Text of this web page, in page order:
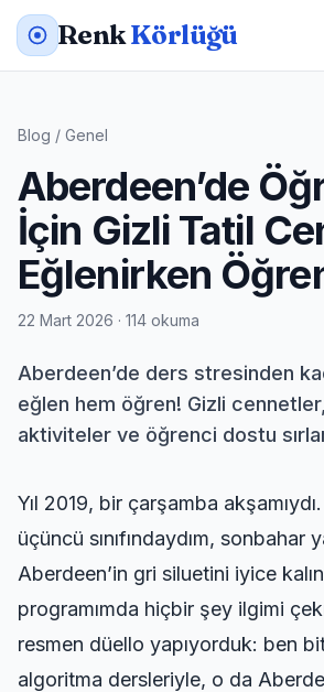
RenkKörlüğü
Blog / Genel
Aberdeen’de
İçin Gizli Tatil
Eğlenirken
22 Mart 2026 · 114 okuma
Aberdeen’de ders stresinden
eğlen hem öğren! Gizli
aktiviteler ve öğrenci dostu
Yıl 2019, bir çarşamba
üçüncü sınıfındaydım, sonbahar
Aberdeen’in gri siluetini iyice
programımda hiçbir şey ilgimi
resmen düello yapıyorduk: ben
algoritma dersleriyle, o da